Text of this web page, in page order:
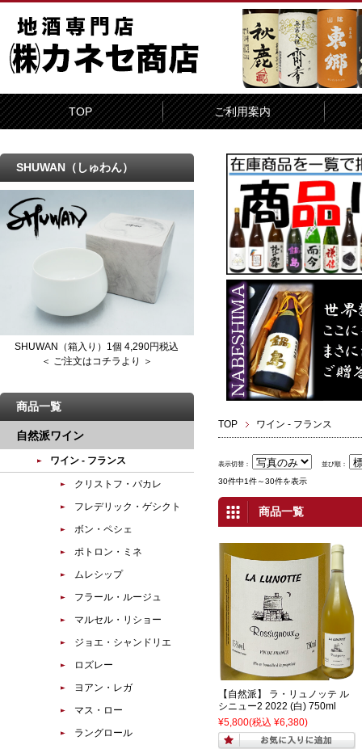
TOP ご利用案内
TOP ワイン - フランス
表示切替： 並び順：
30件中1件～30件を表示
商品一覧
【自然派】 ラ・リュノッテ ル
シニュー2 2022 (白) 750ml
¥5,800(税込 ¥6,380)
SHUWAN（しゅわん）
SHUWAN（箱入り）1個 4,290円税込
＜ ご注文はコチラより ＞
商品一覧
自然派ワイン
ワイン - フランス
クリストフ・パカレ
フレデリック・ゲシクト
ボン・ペシェ
ポトロン・ミネ
ムレシップ
フラール・ルージュ
マルセル・リショー
ジョエ・シャンドリエ
ロズレー
ヨアン・レガ
マス・ロー
ラングロール